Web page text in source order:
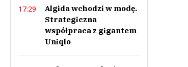
17:29
Algida wchodzi w modę.
Strategiczna
współpraca z gigantem
Uniqlo